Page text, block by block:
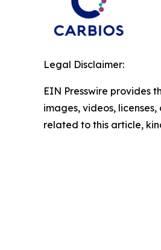
Legal Disclaimer:
EIN Presswire provides
images, videos,
related to this article,